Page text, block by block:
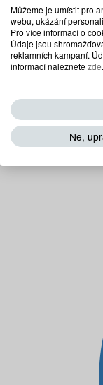
Můžeme je umístit pro
webu, ukázání
Pro více informací o
Údaje jsou
reklamních kampaní.
informací naleznetezde.
Ne,